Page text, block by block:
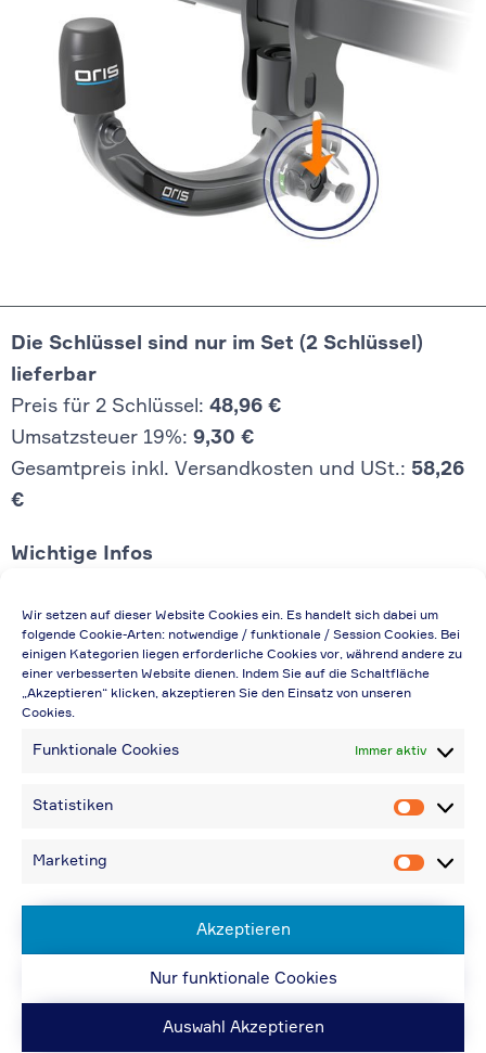
Wir setzen auf dieser Website Cookies ein. Es handelt sich dabei um
folgende Cookie-Arten: notwendige / funktionale / Session Cookies. Bei
einigen Kategorien liegen erforderliche Cookies vor, während andere zu
einer verbesserten Website dienen. Indem Sie auf die Schaltfläche
„Akzeptieren“ klicken, akzeptieren Sie den Einsatz von unseren
Cookies.
Funktionale Cookies Immer aktiv
Statistiken
Marketing
Akzeptieren
Nur funktionale Cookies
Auswahl Akzeptieren
Die Schlüssel sind nur im Set (2 Schlüssel)
lieferbar
Preis für 2 Schlüssel: 48,96 €
Umsatzsteuer 19%: 9,30 €
Gesamtpreis inkl. Versandkosten und USt.: 58,26
€
Wichtige Infos
Die Preisangabe gilt auch für
Handelsbetriebe (Netto-Preis, ohne
Rabattabzug)
Falls durch Falschangaben im Bestellformular
Bei Rückfragen können Sie uns über die E-
Bei Angabe von USt-IdNr und Bestellungen
| Website: ORIS